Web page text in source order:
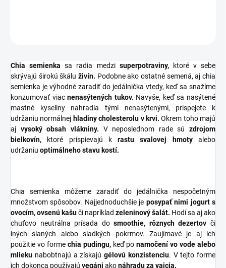
Chia semienkasa radia medzisuperpotraviny,
ktoré v sebe
skrývajú širokú škálu živín. Podobne ako ostatné semená, aj chia
semienka je výhodné zaradiť do jedálnička vtedy, keď sa snažíme
konzumovať viacnenasýtených tukov. Navyše, keď sa nasýtené
mastné kyseliny nahradia tými nenasýtenými, prispejete k
udržaniu normálnej hladiny cholesterolu v krvi.Okrem toho majú
aj vysoký obsah vlákniny. V neposlednom rade sú zdrojom
bielkovín, ktoré prispievajú krastu svalovej hmotyalebo
udržaniu optimálneho stavu kostí.
Chia semienka môžeme zaradiť do jedálnička nespočetným
množstvom spôsobov. Najjednoduchšie je posypať nimi jogurt s
ovocím, ovsenú kašuči napríklad zeleninový šalát. Hodí sa aj ako
chuťovo neutrálna prísada dosmoothie, rôznych dezertovči
iných slaných alebo sladkých pokrmov. Zaujímavé je aj ich
použitie vo forme chia pudingu,keď ponamočení vo vode alebo
mlieku nabobtnajú a získajú gélovú konzistenciu. V tejto forme
ich dokonca používajú vegáni akonáhradu za vajcia.